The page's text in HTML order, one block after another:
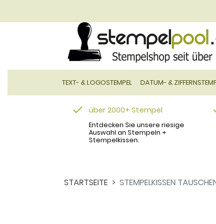
TEXT- & LOGOSTEMPEL DATUM- &
über 2000+ Stempel
Entdecken Sie unsere riesige
Auswahl an Stempeln +
Stempelkissen.
STARTSEITE STEMPELKISSEN